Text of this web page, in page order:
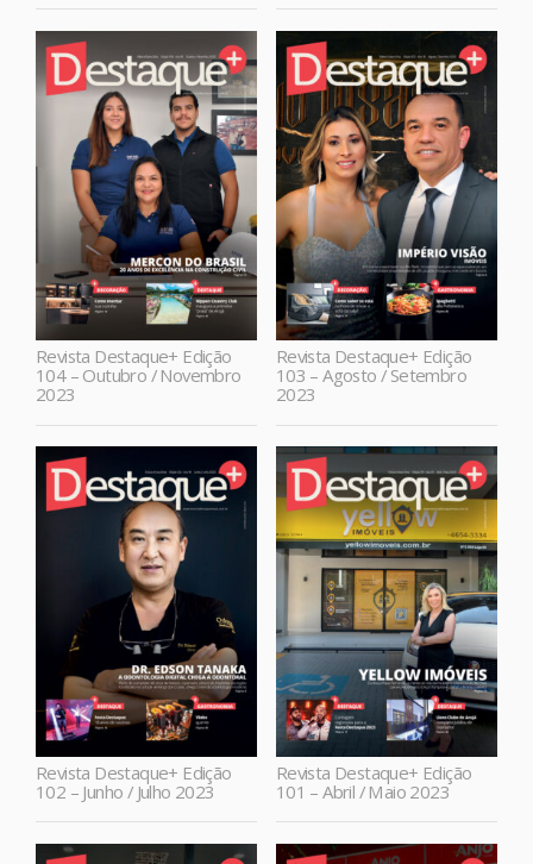
Revista Destaque+ Edição
104 – Outubro / Novembro
2023
Revista Destaque+ Edição
103 – Agosto / Setembro
2023
Revista Destaque+ Edição
102 – Junho / Julho 2023
Revista Destaque+ Edição
101 – Abril / Maio 2023